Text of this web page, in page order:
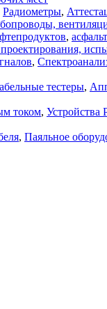
Радиометры,
,
,
тестеры,
током, Устройства
, Паяльное